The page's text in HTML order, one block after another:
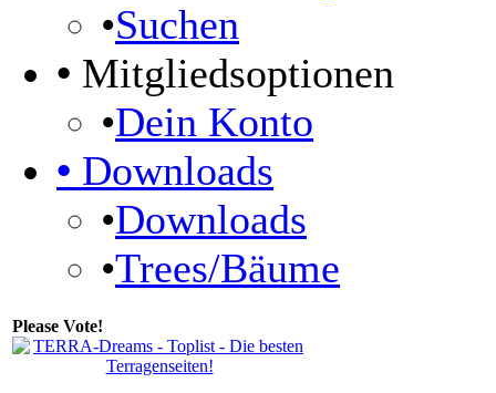
•Suchen
• Mitgliedsoptionen
•Dein Konto
• Downloads
•Downloads
•Trees/Bäume
Please Vote!